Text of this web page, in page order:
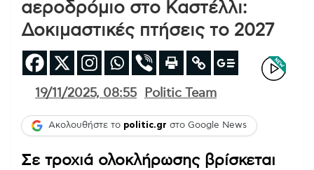
αεροδρόμιο στο Καστέλλι:
Δοκιμαστικές πτήσεις το 2027
19/11/2025, 08:55 Politic Team
Ακολουθήστε το politic.gr στο Google News
Σε τροχιά ολοκλήρωσης βρίσκεται